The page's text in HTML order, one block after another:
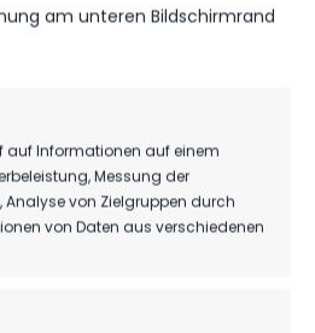
am unteren Bildschirmrand
auf Informationen auf einem
Messung der
von Zielgruppen durch
von Daten aus verschiedenen
SV
FSV 63
Luckenwalde
II
13:00
Landesliga